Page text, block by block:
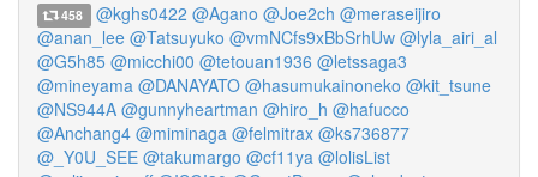
458 @kghs0422 @Agano @Joe2ch @meraseijiro
@anan_lee @Tatsuyuko @vmNCfs9xBbSrhUw @lyla_airi_al
@G5h85 @micchi00 @tetouan1936 @letssaga3
@mineyama @DANAYATO @hasumukainoneko @kit_tsune
@NS944A @gunnyheartman @hiro_h @hafucco
@Anchang4 @miminaga @felmitrax @ks736877
@_Y0U_SEE @takumargo @cf11ya @lolisList